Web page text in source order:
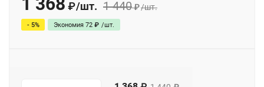
₽/шт. 1 440₽/шт.
- 5% Экономия 72 ₽ /шт.